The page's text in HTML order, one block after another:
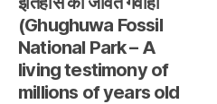
(Ghughuwa Fossil
National Park – A
living testimony of
millions of years old